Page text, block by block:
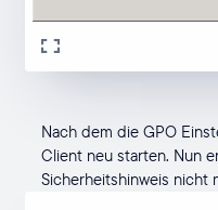
Nach dem die GPO
Client neu starten. Nun
Sicherheitshinweis nicht